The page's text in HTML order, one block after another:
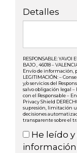
Detalles
RESPONSABLE: YAVOI
BAJO , 46018 –
Envío de información,
LEGITIMACIÓN: –
y/o servicios del
salvo obligación legal
con el Responsable –
Privacy Shield
supresión, limitación u
decisiones
transparente sobre el
He leído